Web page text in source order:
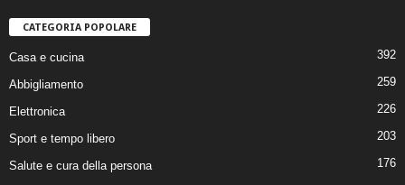
CATEGORIA POPOLARE
Casa e cucina 392
Abbigliamento 259
Elettronica 226
Sport e tempo libero 203
Salute e cura della persona
176